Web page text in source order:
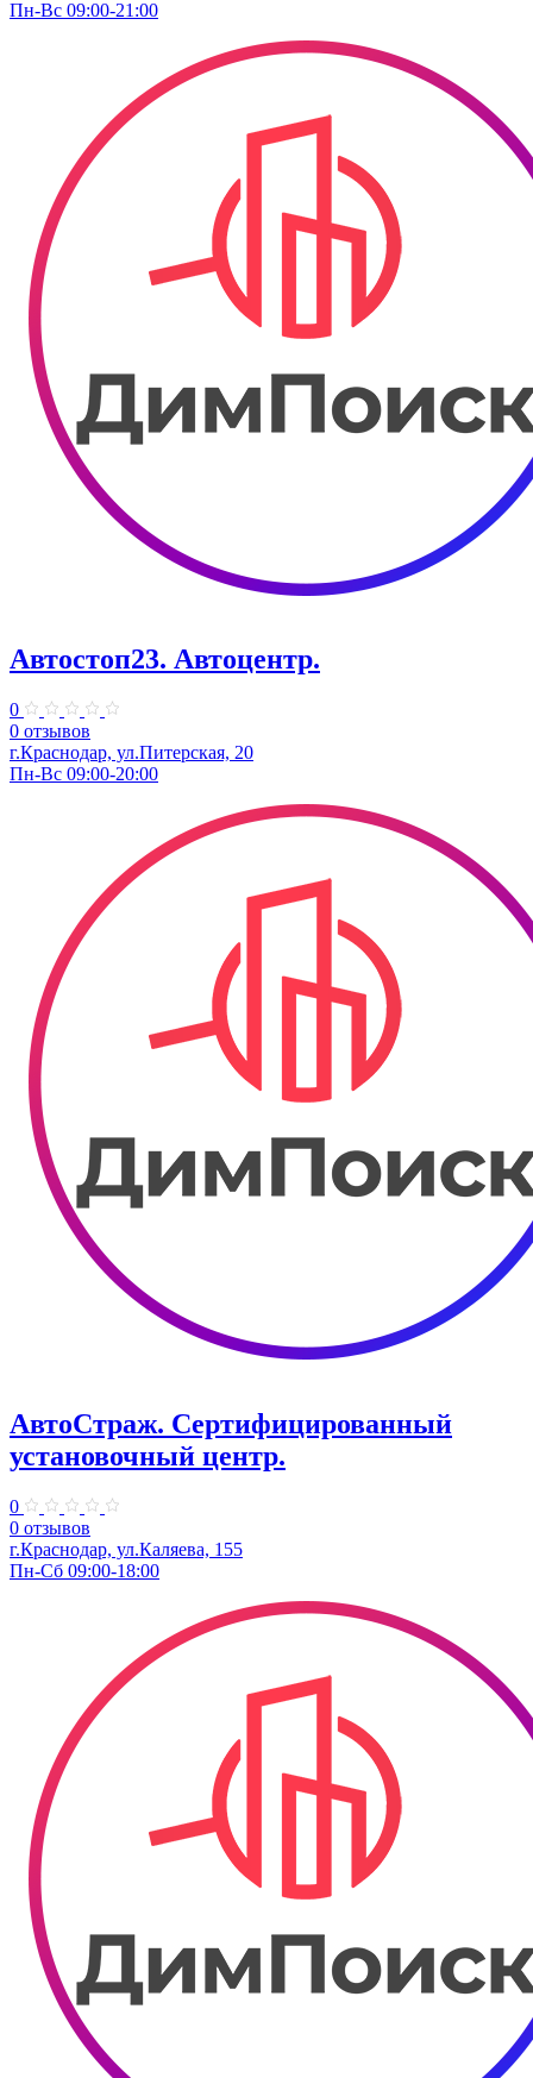
Пн-Вс 09:00-21:00
Автостоп23. ​Автоцентр.
0
0 отзывов
г.Краснодар, ул.Питерская, 20
Пн-Вс 09:00-20:00
АвтоСтраж. ​Сертифицированный
установочный центр.
0
0 отзывов
г.Краснодар, ул.Каляева, 155
Пн-Сб 09:00-18:00